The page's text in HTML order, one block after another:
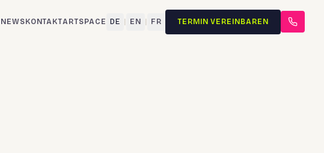
NEWSKONTAKTARTSPACE DE | EN | FR TERMIN VEREINBAREN